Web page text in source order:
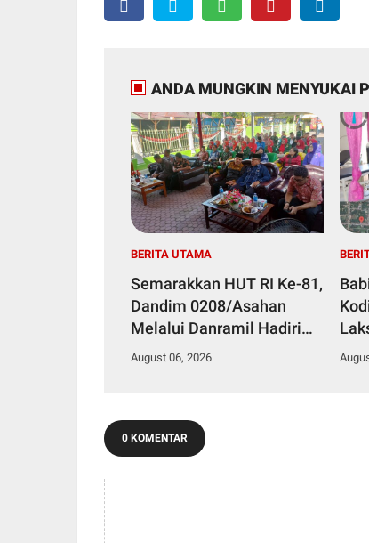
ANDA MUNGKIN MENYUKAI
BERITA UTAMA
Semarakkan HUT RI Ke-81,
Dandim 0208/Asahan
Melalui Danramil Hadiri
Aksi Donor Darah di Kantor
August 06, 2026
0 KOMENTAR